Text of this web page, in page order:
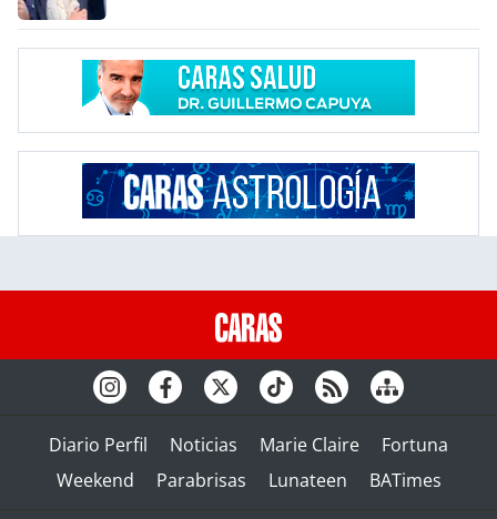
Diario Perfil Noticias Marie Claire
Fortuna
Weekend
Parabrisas Lunateen BATimes